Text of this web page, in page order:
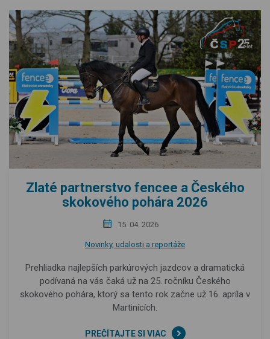
Zlaté partnerstvo fencee a Českého
skokového pohára 2026
15. 04. 2026
Novinky, udalosti a reportáže
Prehliadka najlepších parkúrových jazdcov a dramatická
podívaná na vás čaká už na 25. ročníku Českého
skokového pohára, ktorý sa tento rok začne už 16. apríla v
Martinících.
PREČÍTAJTE SI VIAC